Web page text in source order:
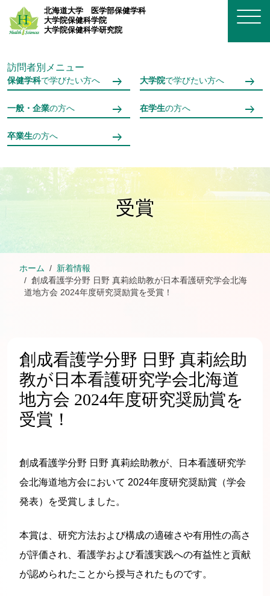
メインコンテンツへスキップ
北海道大学
医学部保健学科
大学院保健科学院
大学院保健科学研究院
訪問者別メニュー
保健学科で学びたい方へ 大学院で学びたい方へ
一般・企業の方へ 在学生の方へ
卒業生の方へ
受賞
ホーム
新着情報
創成看護学分野 日野 真莉絵助教が日本看護研究学会北海
道地方会 2024年度研究奨励賞を受賞！
創成看護学分野 日野 真莉絵助
教が日本看護研究学会北海道
地方会 2024年度研究奨励賞を
受賞！
創成看護学分野 日野 真莉絵助教が、日本看護研究学
会北海道地方会において 2024年度研究奨励賞（学会
発表）を受賞しました。
本賞は、研究方法および構成の適確さや有用性の高さ
が評価され、看護学および看護実践への有益性と貢献
が認められたことから授与されたものです。